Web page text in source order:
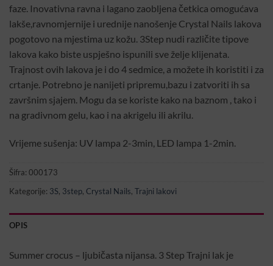
faze. Inovativna ravna i lagano zaobljena četkica omogućava
lakše,ravnomjernije i urednije nanošenje Crystal Nails lakova
pogotovo na mjestima uz kožu. 3Step nudi različite tipove
lakova kako biste uspješno ispunili sve želje klijenata.
Trajnost ovih lakova je i do 4 sedmice, a možete ih koristiti i za
crtanje. Potrebno je nanijeti pripremu,bazu i zatvoriti ih sa
završnim sjajem. Mogu da se koriste kako na baznom , tako i
na gradivnom gelu, kao i na akrigelu ili akrilu.
Vrijeme sušenja: UV lampa 2-3min, LED lampa 1-2min.
Šifra: 000173
Kategorije: 3S, 3step, Crystal Nails, Trajni lakovi
OPIS
Summer crocus – ljubičasta nijansa. 3 Step Trajni lak je